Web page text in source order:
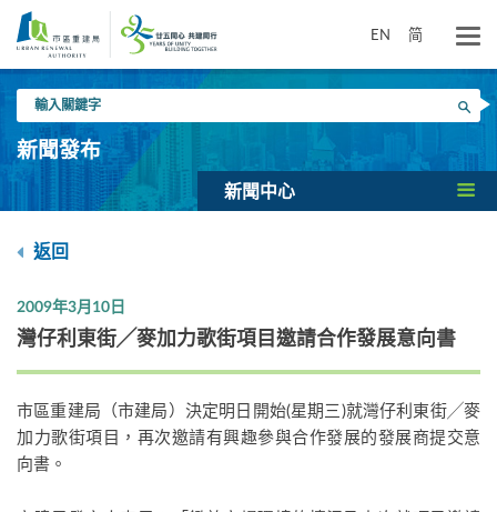
要
EN 简
入
關
鍵
搜尋
新聞發布
新聞中心
返回
2009年3月10日
灣仔利東街╱麥加力歌街項目邀請合作發展意向書
市區重建局（市建局）決定明日開始(星期三)就灣仔利東街╱麥
加力歌街項目，再次邀請有興趣參與合作發展的發展商提交意
向書。